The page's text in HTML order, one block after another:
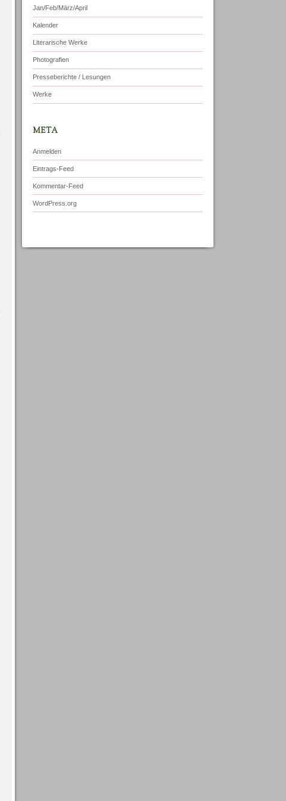
Jan/Feb/März/April
Kalender
Literarische Werke
Photografien
Presseberichte / Lesungen
Werke
META
Anmelden
Eintrags-Feed
Kommentar-Feed
WordPress.org